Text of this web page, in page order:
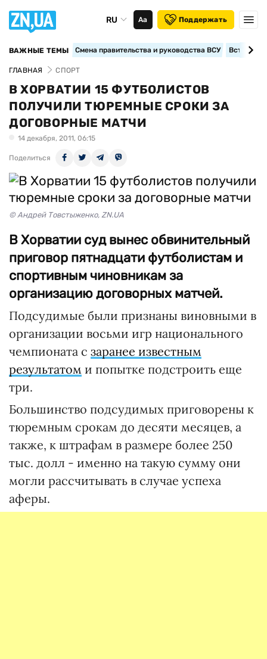
RU Аа Поддержать
ВАЖНЫЕ ТЕМЫ Смена правительства и руководства ВСУ
ГЛАВНАЯ СПОРТ
В ХОРВАТИИ 15 ФУТБОЛИСТОВ
ПОЛУЧИЛИ ТЮРЕМНЫЕ СРОКИ ЗА
ДОГОВОРНЫЕ МАТЧИ
14 декабря, 2011, 06:15
Поделиться
© Андрей Товстыженко, ZN.UA
В Хорватии суд вынес обвинительный
приговор пятнадцати футболистам и
спортивным чиновникам за
организацию договорных матчей.
Подсудимые были признаны виновными в
организации восьми игр национального
чемпионата с заранее известным
результатом и попытке подстроить еще
три.
Большинство подсудимых приговорены к
тюремным срокам до десяти месяцев, а
также, к штрафам в размере более 250
тыс. долл - именно на такую сумму они
могли рассчитывать в случае успеха
аферы.